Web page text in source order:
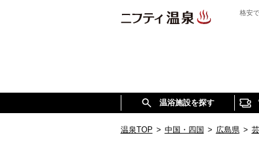
格安
温浴施設を探す
温泉TOP > 中国・四国 > 広島県 >